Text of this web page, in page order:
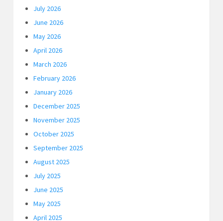
July 2026
June 2026
May 2026
April 2026
March 2026
February 2026
January 2026
December 2025
November 2025
October 2025
September 2025
August 2025
July 2025
June 2025
May 2025
April 2025